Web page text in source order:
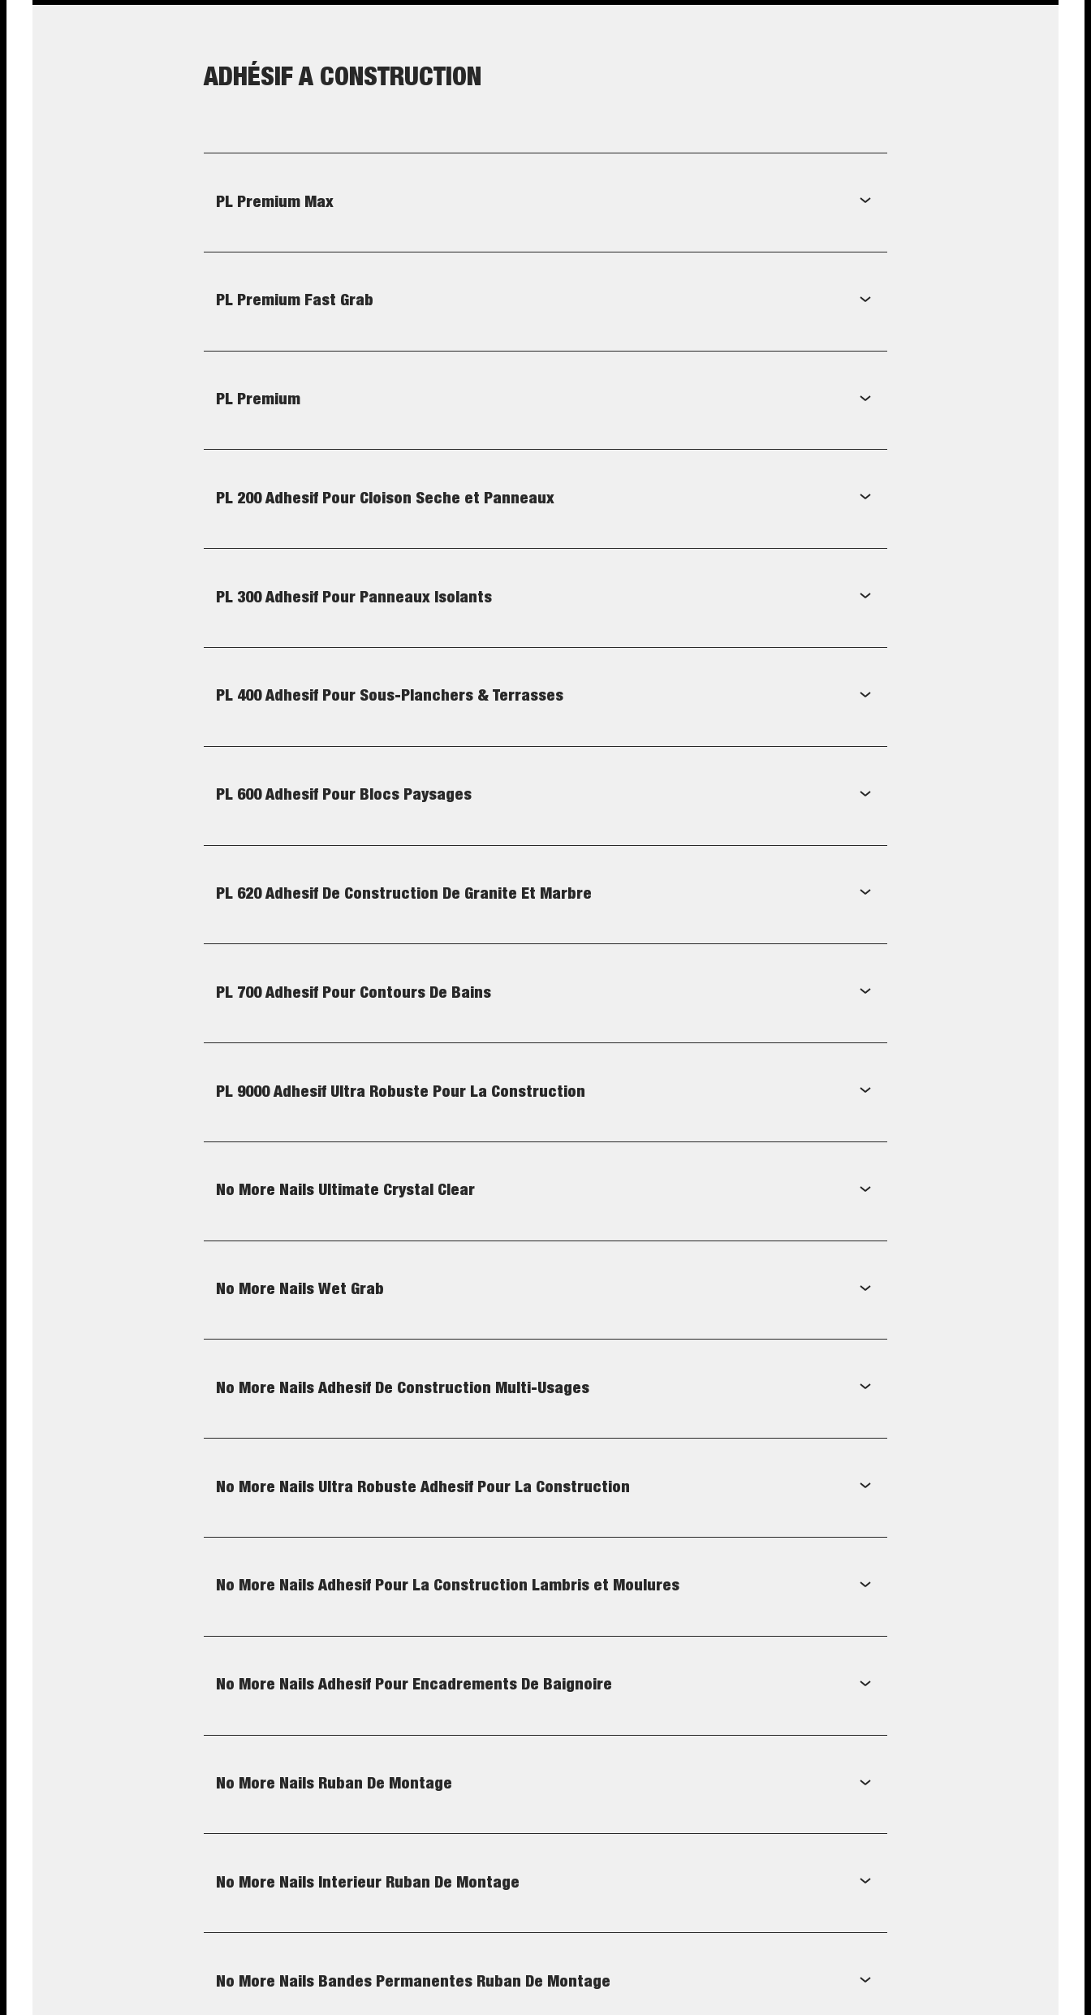
ADHÉSIF A CONSTRUCTION
PL Premium Max
PL Premium Fast Grab
PL Premium
PL 200 Adhesif Pour Cloison Seche et Panneaux
PL 300 Adhesif Pour Panneaux Isolants
PL 400 Adhesif Pour Sous-Planchers & Terrasses
PL 600 Adhesif Pour Blocs Paysages
PL 620 Adhesif De Construction De Granite Et Marbre
PL 700 Adhesif Pour Contours De Bains
PL 9000 Adhesif Ultra Robuste Pour La Construction
No More Nails Ultimate Crystal Clear
No More Nails Wet Grab
No More Nails Adhesif De Construction Multi-Usages
No More Nails Ultra Robuste Adhesif Pour La Construction
No More Nails Adhesif Pour La Construction Lambris et Moulures
No More Nails Adhesif Pour Encadrements De Baignoire
No More Nails Ruban De Montage
No More Nails Interieur Ruban De Montage
No More Nails Bandes Permanentes Ruban De Montage